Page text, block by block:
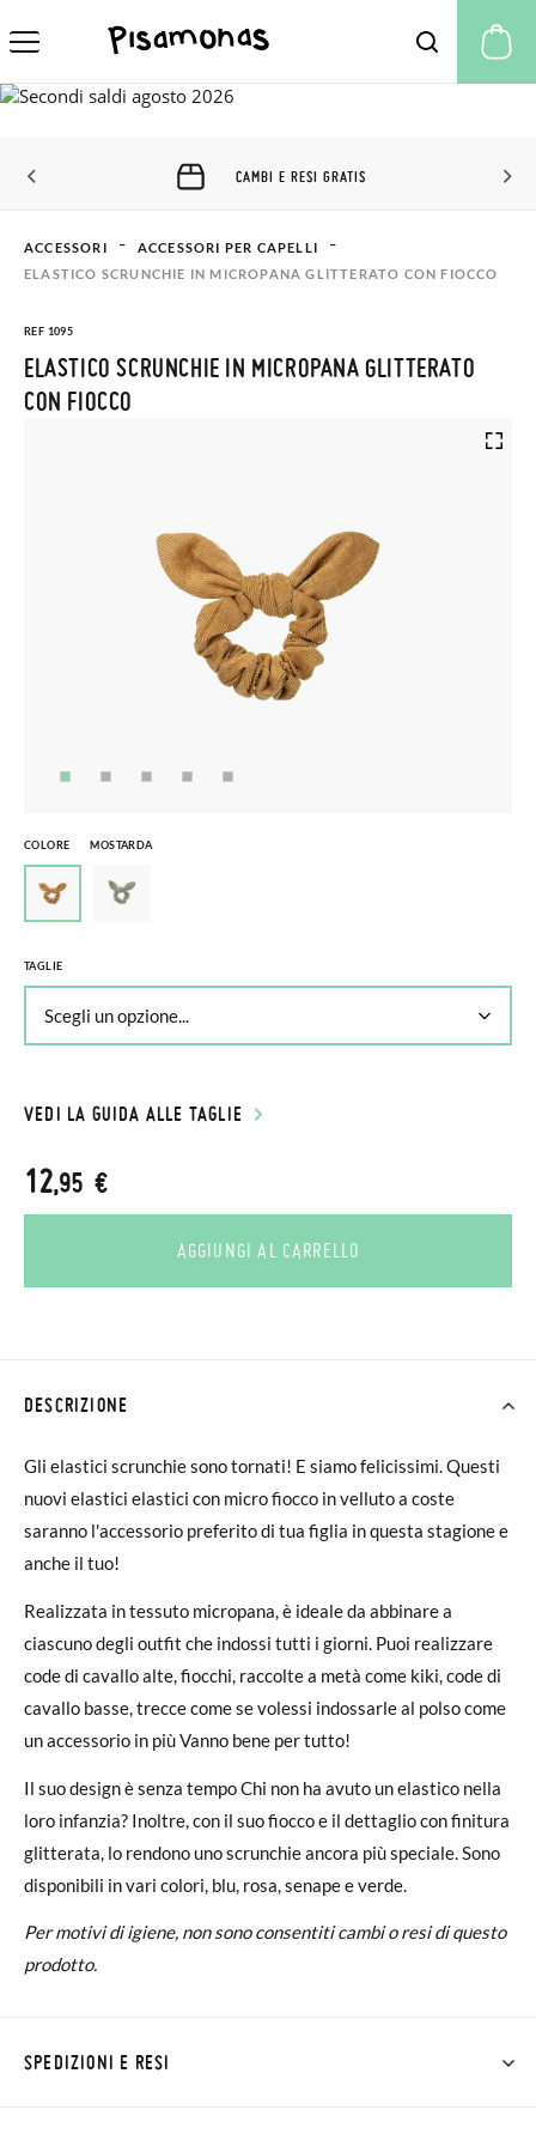
CAMBI E RESI GRATIS
ACCESSORI
ACCESSORI PER CAPELLI
ELASTICO SCRUNCHIE IN MICROPANA GLITTERATO CON FIOCCO
REF 1095
ELASTICO SCRUNCHIE IN MICROPANA GLITTERATO
CON FIOCCO
COLORE MOSTARDA
TAGLIE
VEDI LA GUIDA ALLE TAGLIE
12,95 €
AGGIUNGI AL CARRELLO
DESCRIZIONE
Gli elastici scrunchie sono tornati! E siamo felicissimi. Questi
nuovi elastici elastici con micro fiocco in velluto a coste
saranno l'accessorio preferito di tua figlia in questa stagione e
anche il tuo!
Realizzata in tessuto micropana, è ideale da abbinare a
ciascuno degli outfit che indossi tutti i giorni. Puoi realizzare
code di cavallo alte, fiocchi, raccolte a metà come kiki, code di
cavallo basse, trecce come se volessi indossarle al polso come
un accessorio in più Vanno bene per tutto!
Il suo design è senza tempo Chi non ha avuto un elastico nella
loro infanzia? Inoltre, con il suo fiocco e il dettaglio con finitura
glitterata, lo rendono uno scrunchie ancora più speciale. Sono
disponibili in vari colori, blu, rosa, senape e verde.
Per motivi di igiene, non sono consentiti cambi o resi di questo
prodotto.
SPEDIZIONI E RESI